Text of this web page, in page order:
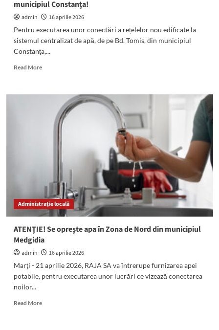
municipiul Constanța!
admin
16 aprilie 2026
Pentru executarea unor conectări a rețelelor nou edificate la
sistemul centralizat de apă, de pe Bd. Tomis, din municipiul
Constanța,...
Read MoreRead
ATENȚIE!
oprește
cartierul
Constanța!
Administrație locală
ATENȚIE! Se oprește apa în Zona de Nord din municipiul
Medgidia
admin
16 aprilie 2026
Marți - 21 aprilie 2026, RAJA SA va întrerupe furnizarea apei
potabile, pentru executarea unor lucrări ce vizează conectarea
noilor...
Read MoreRead